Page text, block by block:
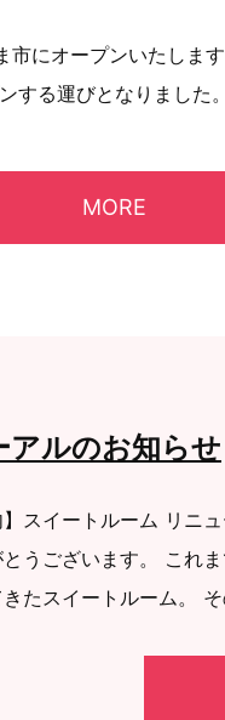
市にオープンいたし
する運びとなりまし
MORE
アルのお知らせ
】スイートルーム リニ
うございます。 これ
きたスイートルーム。